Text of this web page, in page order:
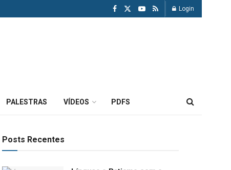
Login
PALESTRAS VÍDEOS PDFS
Posts Recentes